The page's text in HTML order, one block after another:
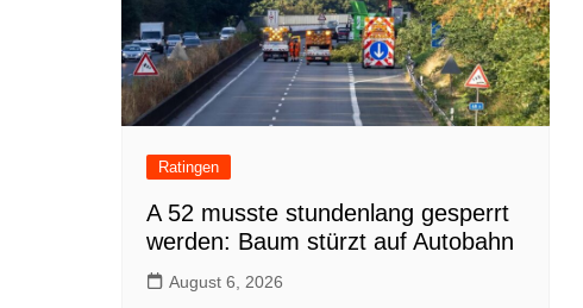
Ratingen
A 52 musste stundenlang gesperrt
werden: Baum stürzt auf Autobahn
August 6, 2026